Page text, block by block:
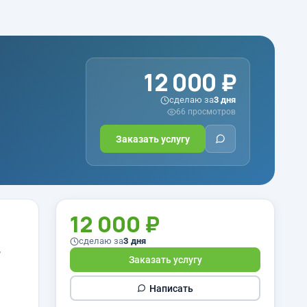
12 000 ₽
сделаю за3 дня
66 просмотров
Заказать услугу
12 000 ₽
сделаю за3 дня
Заказать услугу
Написать